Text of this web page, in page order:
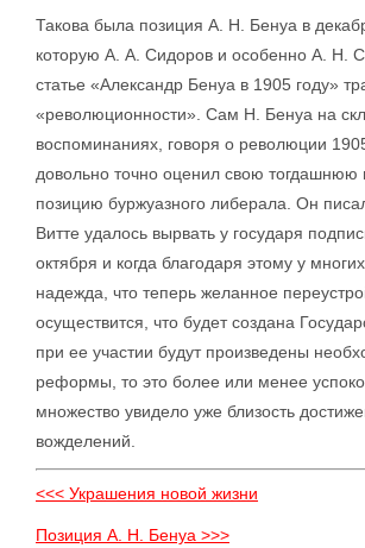
Такова была позиция А. Н. Бенуа в
которую А. А. Сидоров и особенно А. Н.
статье «Александр Бенуа в 1905 году»
«революционности». Сам Н. Бенуа на
воспоминаниях, говоря о революции
довольно точно оценил свою тогдашнюю
позицию буржуазного либерала. Он
Витте удалось вырвать у государя
октября и когда благодаря этому у
надежда, что теперь желанное
осуществится, что будет создана
при ее участии будут произведены
реформы, то это более или менее
множество увидело уже близость
вожделений.
<<< Украшения новой жизни
Позиция А. Н. Бенуа >>>